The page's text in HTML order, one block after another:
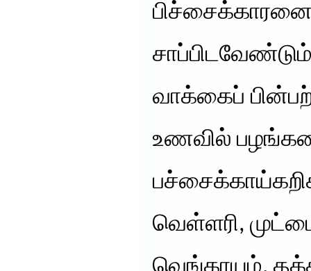
வாக்கைப்
உணவில்
வெள்ளரி,